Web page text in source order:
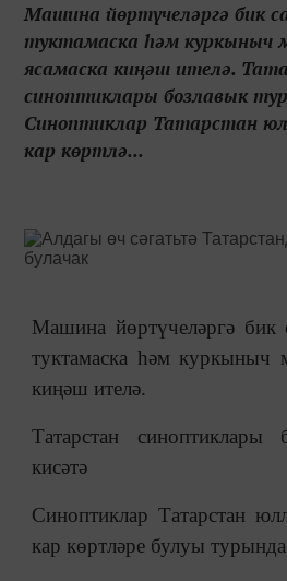
Машина йөртүчеләргә бик
туктамаска һәм куркыныч
ясамаска киңәш ителә.
синоптиклары бозлавык
Синоптиклар Татарстан
кар көртлә...
Машина йөртүчеләргә бик
туктамаска һәм куркыныч
киңәш ителә.
Татарстан синоптиклары
кисәтә
Синоптиклар Татарстан
кар көртләре булуы турында